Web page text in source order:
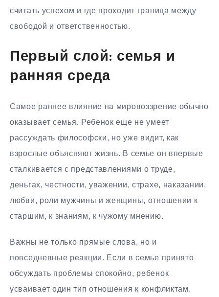
считать успехом и где проходит граница между
свободой и ответственностью.
Первый слой: семья и
ранняя среда
Самое раннее влияние на мировоззрение обычно
оказывает семья. Ребенок еще не умеет
рассуждать философски, но уже видит, как
взрослые объясняют жизнь. В семье он впервые
сталкивается с представлениями о труде,
деньгах, честности, уважении, страхе, наказании,
любви, роли мужчины и женщины, отношении к
старшим, к знаниям, к чужому мнению.
Важны не только прямые слова, но и
повседневные реакции. Если в семье принято
обсуждать проблемы спокойно, ребенок
усваивает один тип отношения к конфликтам.